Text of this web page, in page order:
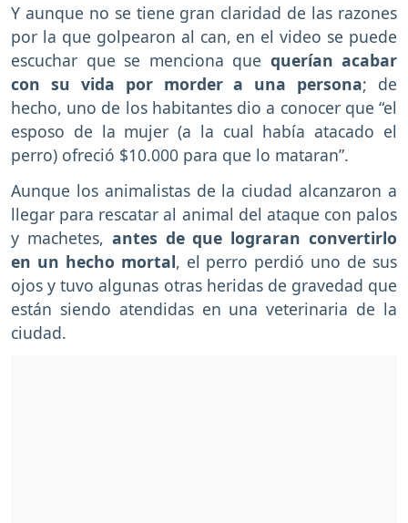
Y aunque no se tiene gran claridad de las razones
por la que golpearon al can, en el video se puede
escuchar que se menciona que querían acabar
con su vida por morder a una persona; de
hecho, uno de los habitantes dio a conocer que “el
esposo de la mujer (a la cual había atacado el
perro) ofreció $10.000 para que lo mataran”.
Aunque los animalistas de la ciudad alcanzaron a
llegar para rescatar al animal del ataque con palos
y machetes, antes de que lograran convertirlo
en un hecho mortal, el perro perdió uno de sus
ojos y tuvo algunas otras heridas de gravedad que
están siendo atendidas en una veterinaria de la
ciudad.